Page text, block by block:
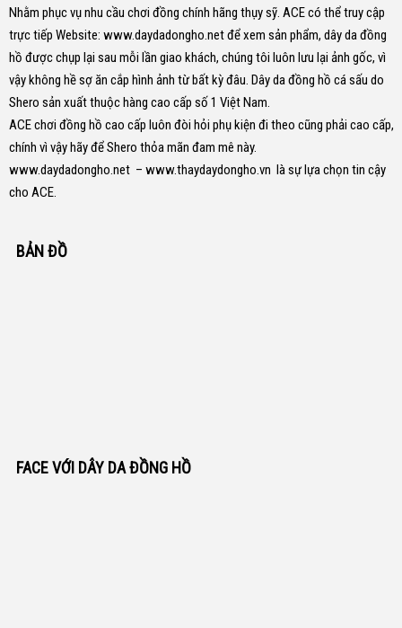
Nhằm phục vụ nhu cầu chơi đồng chính hãng thụy sỹ. ACE có thể truy cập
trực tiếp Website: www.daydadongho.netđể xem sản phẩm, dây da đồng
hồ được chụp lại sau mỗi lần giao khách, chúng tôi luôn lưu lại ảnh gốc, vì
vậy không hề sợ ăn cắp hình ảnh từ bất kỳ đâu. Dây da đồng hồ cá sấu do
Shero sản xuất thuộc hàng cao cấp số 1 Việt Nam.
ACE chơi đồng hồ cao cấp luôn đòi hỏi phụ kiện đi theo cũng phải cao cấp,
chính vì vậy hãy để Shero thỏa mãn đam mê này.
www.daydadongho.net – www.thaydaydongho.vn là sự lựa chọn tin cậy
cho ACE.
BẢN ĐỒ
FACE VỚI DÂY DA ĐỒNG HỒ